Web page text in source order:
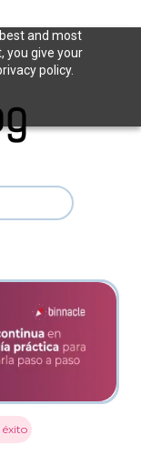
and most
you give your
policy.
éxito